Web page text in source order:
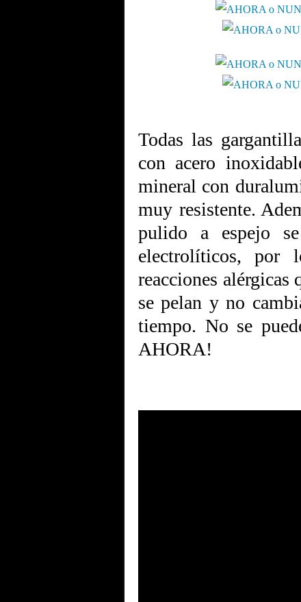
Todas las
con acero
mineral con
muy resistente.
pulido a espejo
electrolíticos, por
reacciones alérgicas
se pelan y no
tiempo. No se
AHORA!